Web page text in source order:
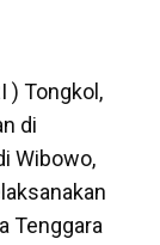
) Tongkol,
di
Wibowo,
Tenggara